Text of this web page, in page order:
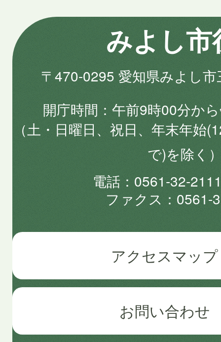
みよし市
〒470-0295 愛知県みよし
開庁時間
午前9時00分か
（土・日曜日、祝日、年末年始
で)を除く
電話
0561-32-
ファクス
0561-
アクセスマップ
お問い合わせ